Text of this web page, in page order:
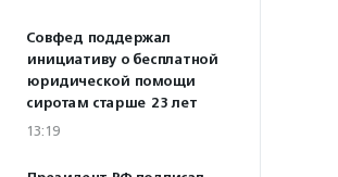
Совфед поддержал
инициативу о бесплатной
юридической помощи
сиротам старше 23 лет
13:19